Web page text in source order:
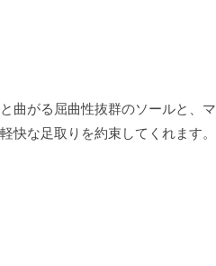
曲がる屈曲性抜群のソールと、マ
快な足取りを約束してくれます。